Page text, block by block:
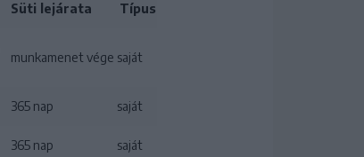
Süti lejárata Típus
munkamenet vége saját
365 nap saját
365 nap saját